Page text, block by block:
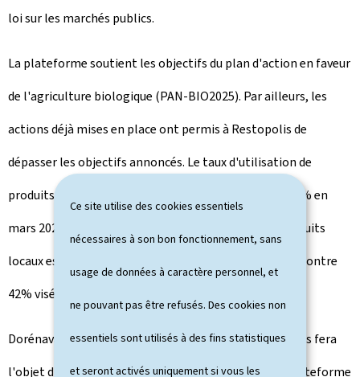
Ce site utilise des cookies essentiels
nécessaires à son bon fonctionnement, sans
usage de données à caractère personnel, et
ne pouvant pas être refusés. Des cookies non
essentiels sont utilisés à des fins statistiques
et seront activés uniquement si vous les
loi sur les marchés publics.
La plateforme soutient les objectifs du plan d'action en faveur
de l'agriculture biologique (PAN-BIO2025). Par ailleurs, les
actions déjà mises en place ont permis à Restopolis de
dépasser les objectifs annoncés. Le taux d'utilisation de
produits bio-locaux est ainsi passé de 5% en 2020 à 17% en
mars 2023 (contre 14% visés pour 2023); celui des produits
locaux est passé de 30% en 2020 à 67% en mars 2023 (contre
42% visés pour 2023).
Dorénavant, toute commande de produits alimentaires fera
l'objet d'un marché public lancé par Restopolis. La plateforme